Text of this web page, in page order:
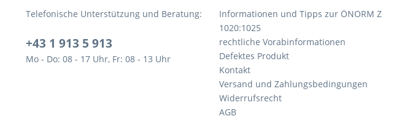
Telefonische Unterstützung und Beratung:
+43 1 913 5 913
Mo - Do: 08 - 17 Uhr, Fr: 08 - 13 Uhr
Informationen und Tipps zur ÖNORM Z
1020:1025
rechtliche Vorabinformationen
Defektes Produkt
Kontakt
Versand und Zahlungsbedingungen
Widerrufsrecht
AGB